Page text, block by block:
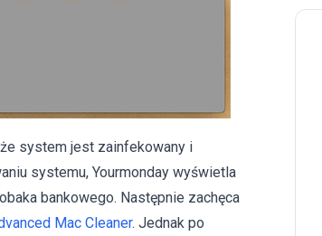
system jest zainfekowany i
systemu, Yourmonday wyświetla
bankowego. Następnie zachęca
Mac Cleaner. Jednak po